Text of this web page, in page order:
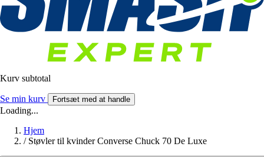
Kurv subtotal
Se min kurv Fortsæt med at handle
Loading...
Hjem
/ Støvler til kvinder Converse Chuck 70 De Luxe